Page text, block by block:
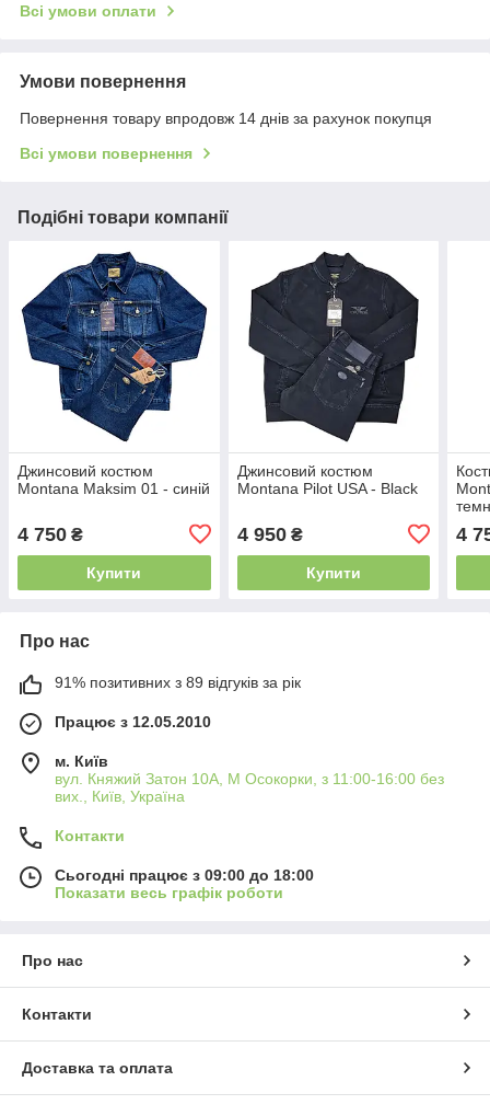
Всі умови оплати
Умови повернення
Повернення товару впродовж 14 днів за рахунок покупця
Всі умови повернення
Подібні товари компанії
Джинсовий костюм
Montana Maksim 01 - синій
4 750 ₴
Купити
Джинсовий костюм
Montana Pilot USA - Black
4 950₴
Купити
4
Про нас
91% позитивних з 89 відгуків за рік
Працює з 12.05.2010
м. Київ
вул. Княжий Затон 10А, М Осокорки, з 11:00-16:00 без
вих., Київ, Україна
Контакти
Сьогодні працює з 09:00 до 18:00
Показати весь графік роботи
Про нас
Контакти
Доставка та оплата